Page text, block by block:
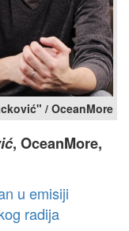
/ OceanMore
, OceanMore,
u emisiji
radija